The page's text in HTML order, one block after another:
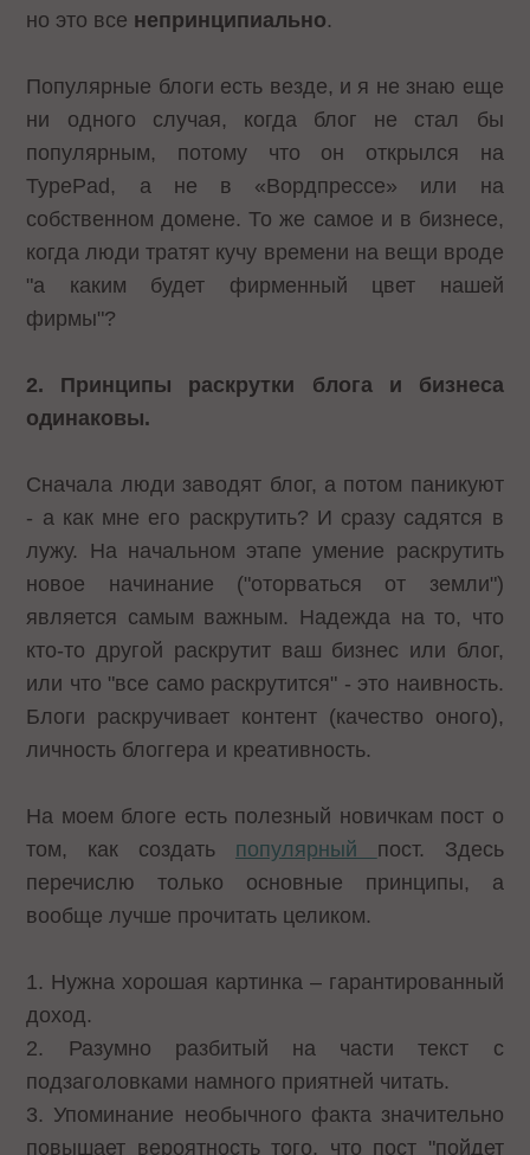
но это все непринципиально.
Популярные блоги есть везде, и я не знаю еще
ни одного случая, когда блог не стал бы
популярным, потому что он открылся на
TypePad, а не в «Вордпрессе» или на
собственном домене. То же самое и в бизнесе,
когда люди тратят кучу времени на вещи вроде
"а каким будет фирменный цвет нашей
фирмы"?
2. Принципы раскрутки блога и бизнеса
одинаковы.
Сначала люди заводят блог, а потом паникуют
- а как мне его раскрутить? И сразу садятся в
лужу. На начальном этапе умение раскрутить
новое начинание ("оторваться от земли")
является самым важным. Надежда на то, что
кто-то другой раскрутит ваш бизнес или блог,
или что "все само раскрутится" - это наивность.
Блоги раскручивает контент (качество оного),
личность блоггера и креативность.
На моем блоге есть полезный новичкам пост о
том, как создать популярный пост. Здесь
перечислю только основные принципы, а
вообще лучше прочитать целиком.
1. Нужна хорошая картинка – гарантированный
доход.
2. Разумно разбитый на части текст с
подзаголовками намного приятней читать.
3. Упоминание необычного факта значительно
повышает вероятность того, что пост "пойдет